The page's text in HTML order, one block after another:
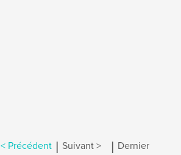
< Précédent | Suivant > | Dernier